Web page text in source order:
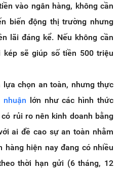
vào ngân hàng, không cần
biến động thị trường nhưng
lãi đáng kể. Nếu không cần
sẽ giúp số tiền 500 triệu
chọn an toàn, nhưng thực
nhuận lớn như các hình thức
rủi ro nên kinh doanh bằng
ai đề cao sự an toàn nhằm
hàng hiện nay đang có nhiều
thời hạn gửi (6 tháng, 12